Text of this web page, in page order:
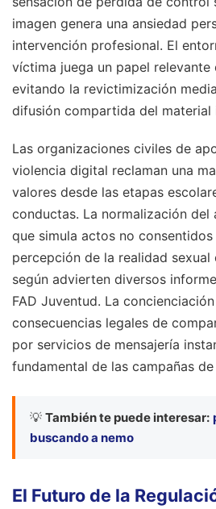
imagen genera una ansiedad
intervención profesional. El
víctima juega un papel relevante
evitando la revictimización
difusión compartida del material
Las organizaciones civiles de
violencia digital reclaman una
valores desde las etapas
conductas. La normalización del
que simula actos no
percepción de la realidad sexual
según advierten diversos
FAD Juventud. La
consecuencias legales de
por servicios de mensajería
fundamental de las campañas
💡 También te puede interesar:
buscando a nemo
El Futuro de la